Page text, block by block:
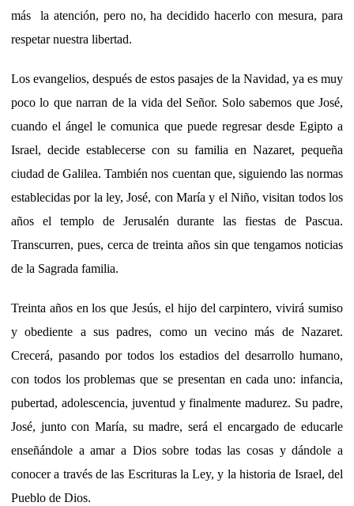
más la atención, pero no, ha decidido hacerlo con mesura, para
respetar nuestra libertad.
Los evangelios, después de estos pasajes de la Navidad, ya es muy
poco lo que narran de la vida del Señor. Solo sabemos que José,
cuando el ángel le comunica que puede regresar desde Egipto a
Israel, decide establecerse con su familia en Nazaret, pequeña
ciudad de Galilea. También nos cuentan que, siguiendo las normas
establecidas por la ley, José, con María y el Niño, visitan todos los
años el templo de Jerusalén durante las fiestas de Pascua.
Transcurren, pues, cerca de treinta años sin que tengamos noticias
de la Sagrada familia.
Treinta años en los que Jesús, el hijo del carpintero, vivirá sumiso
y obediente a sus padres, como un vecino más de Nazaret.
Crecerá, pasando por todos los estadios del desarrollo humano,
con todos los problemas que se presentan en cada uno: infancia,
pubertad, adolescencia, juventud y finalmente madurez. Su padre,
José, junto con María, su madre, será el encargado de educarle
enseñándole a amar a Dios sobre todas las cosas y dándole a
conocer a través de las Escrituras la Ley, y la historia de Israel, del
Pueblo de Dios.